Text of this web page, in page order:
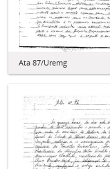
Ata 87/Uremg